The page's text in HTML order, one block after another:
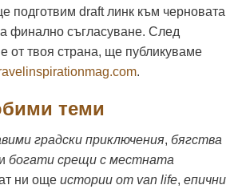
подготвим draft линк към черновата
финално съгласуване. След
от твоя страна, ще публикуваме
.
теми
градски приключения, бягства
и богати срещи с местната
ни още истории от van life, епични